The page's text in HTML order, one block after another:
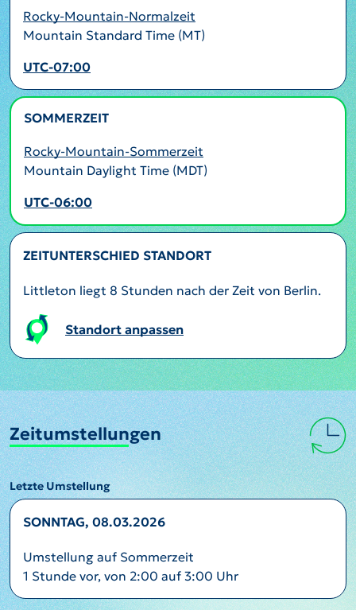
Rocky-Mountain-Normalzeit
Mountain Standard Time (MT)
UTC-07:00
SOMMERZEIT
Rocky-Mountain-Sommerzeit
Mountain Daylight Time (MDT)
UTC-06:00
ZEITUNTERSCHIED STANDORT
Littleton liegt 8 Stunden nach der Zeit von Berlin.
Standort anpassen
Zeitumstellungen
Letzte Umstellung
SONNTAG, 08.03.2026
Umstellung auf Sommerzeit
1 Stunde vor, von 2:00 auf 3:00 Uhr